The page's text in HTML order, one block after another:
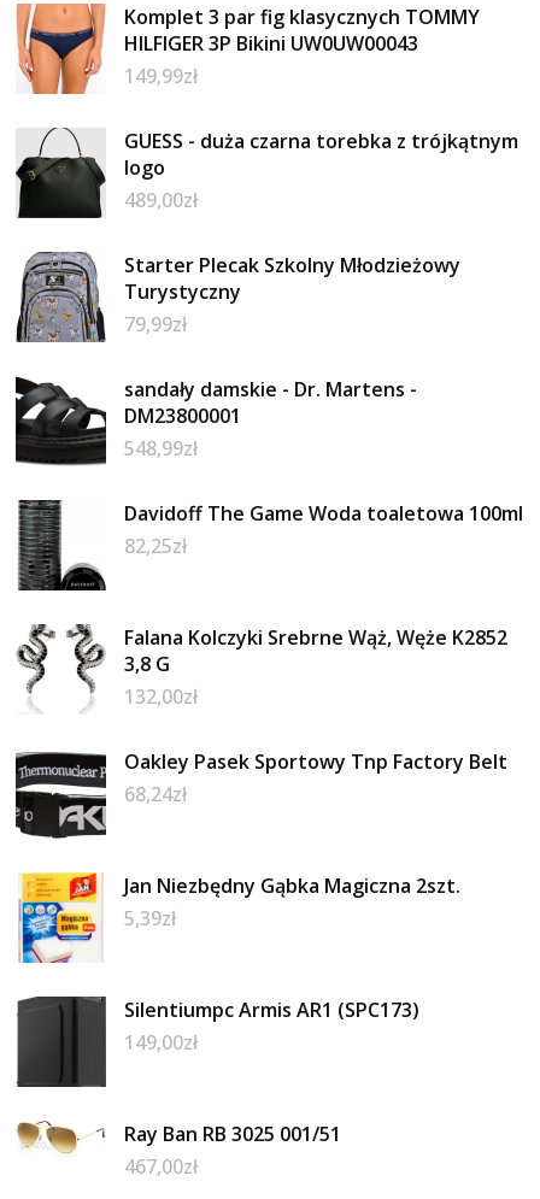
Komplet 3 par fig klasycznych TOMMY
HILFIGER 3P Bikini UW0UW00043
149,99zł
GUESS - duża czarna torebka z trójkątnym
logo
489,00zł
Starter Plecak Szkolny Młodzieżowy
Turystyczny
79,99zł
sandały damskie - Dr. Martens -
DM23800001
548,99zł
Davidoff The Game Woda toaletowa 100ml
82,25zł
Falana Kolczyki Srebrne Wąż, Węże K2852
3,8 G
132,00zł
Oakley Pasek Sportowy Tnp Factory Belt
68,24zł
Jan Niezbędny Gąbka Magiczna 2szt.
5,39zł
Silentiumpc Armis AR1 (SPC173)
149,00zł
Ray Ban RB 3025 001/51
467,00zł